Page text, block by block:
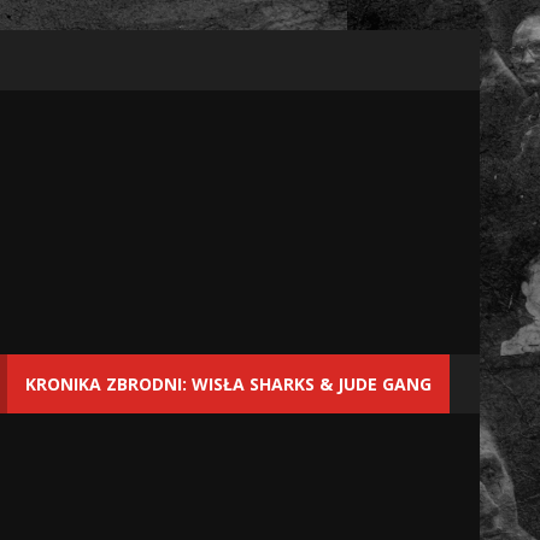
KRONIKA ZBRODNI: WISŁA SHARKS & JUDE GANG